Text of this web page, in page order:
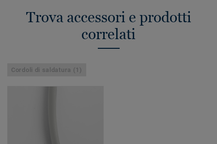
Trova accessori e prodotti
correlati
Cordoli di saldatura (1)